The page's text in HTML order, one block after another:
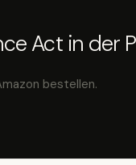
Act in der
bestellen.